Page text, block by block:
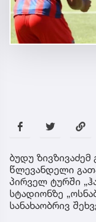
ბუდუ
წლევანდელი
პირველ ტურში
სტადიონზე
სანახაობრივ